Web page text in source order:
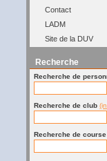
Contact
LADM
Site de la DUV
Recherche
Recherche de
Recherche de club
Recherche de course